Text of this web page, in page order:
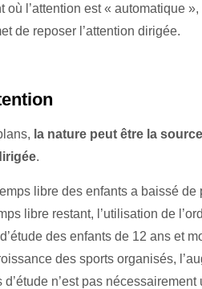
où l’attention est « automatique
de reposer l’attention dirigée.
la nature peut être la
.
libre des enfants a baissé
libre restant, l’utilisation de
des enfants de 12 ans et
des sports organisés,
n’est pas